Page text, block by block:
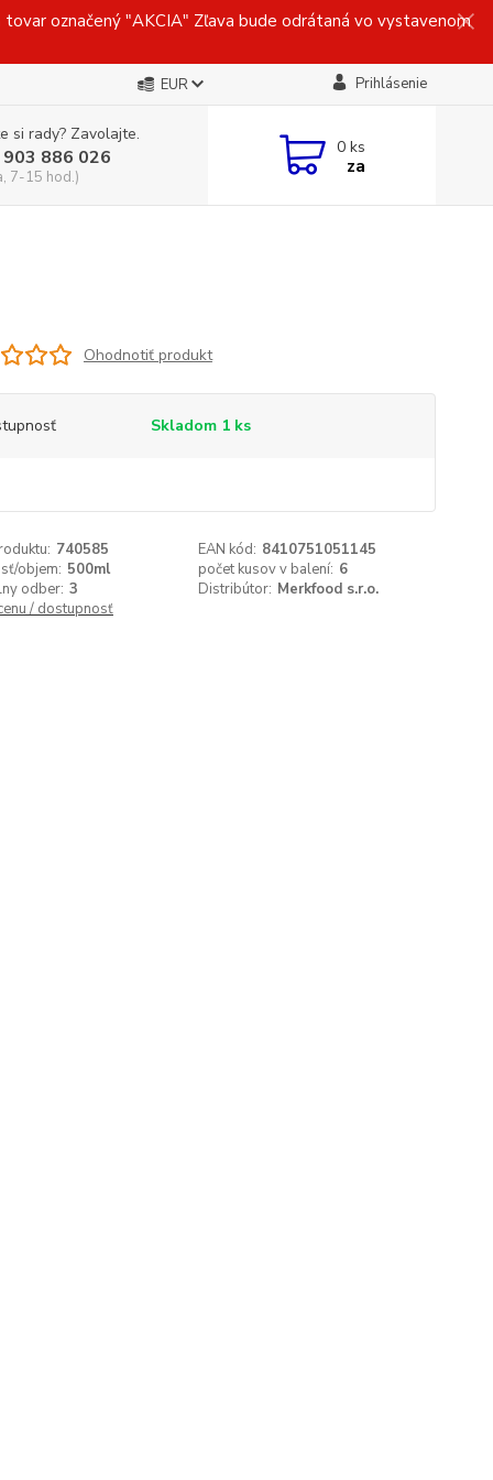
označený "AKCIA" Zľava bude odrátaná vo vystavenom
EUR Prihlásenie
si rady? Zavolajte.
886 026
7-15 hod.)
0 ks
za
Ohodnotiť produkt
Skladom 1 ks
740585 EAN kód: 8410751051145
objem: 500ml počet kusov v balení: 6
odber: 3 Distribútor: Merkfood s.r.o.
/ dostupnosť